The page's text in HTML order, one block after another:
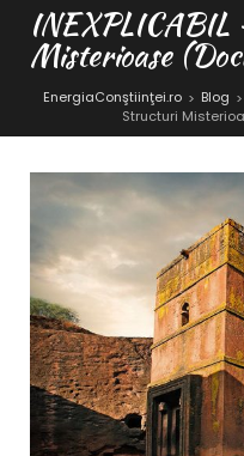
Misterioase
EnergiaConştiinţei.ro > Blog >
Structuri